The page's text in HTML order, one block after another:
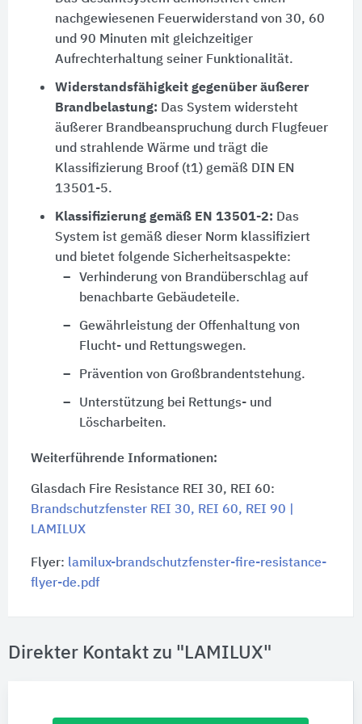
nachgewiesenen Feuerwiderstand von 30, 60
und 90 Minuten mit gleichzeitiger
Aufrechterhaltung seiner Funktionalität.
Widerstandsfähigkeit gegenüber äußerer
Brandbelastung: Das System widersteht
äußerer Brandbeanspruchung durch Flugfeuer
und strahlende Wärme und trägt die
Klassifizierung Broof (t1) gemäß DIN EN
13501-5.
Klassifizierung gemäß EN 13501-2: Das
System ist gemäß dieser Norm klassifiziert
und bietet folgende Sicherheitsaspekte:
Verhinderung von Brandüberschlag auf
benachbarte Gebäudeteile.
Gewährleistung der Offenhaltung von
Flucht- und Rettungswegen.
Prävention von Großbrandentstehung.
Unterstützung bei Rettungs- und
Löscharbeiten.
Weiterführende Informationen:
Glasdach Fire Resistance REI 30, REI 60:
Brandschutzfenster REI 30, REI 60, REI 90 |
LAMILUX
Flyer: lamilux-brandschutzfenster-fire-resistance-
flyer-de.pdf
Direkter Kontakt zu "LAMILUX"